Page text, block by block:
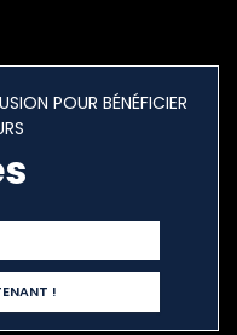
POUR BÉNÉFICIER